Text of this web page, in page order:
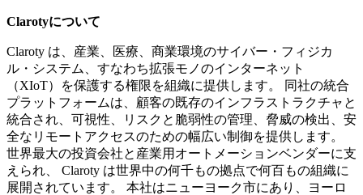
Clarotyについて
Claroty は、産業、医療、商業環境のサイバー・フィジカ
ル・システム、すなわち拡張モノのインターネット
（XIoT）を保護する権限を組織に提供します。 同社の統合
プラットフォームは、顧客の既存のインフラストラクチャと
統合され、可視性、リスクと脆弱性の管理、脅威の検出、安
全なリモートアクセスのための幅広い制御を提供します。
世界最大の投資会社と産業用オートメーションベンダーに支
えられ、 Claroty は世界中の何千もの拠点で何百もの組織に
展開されています。 本社はニューヨーク市にあり、ヨーロ